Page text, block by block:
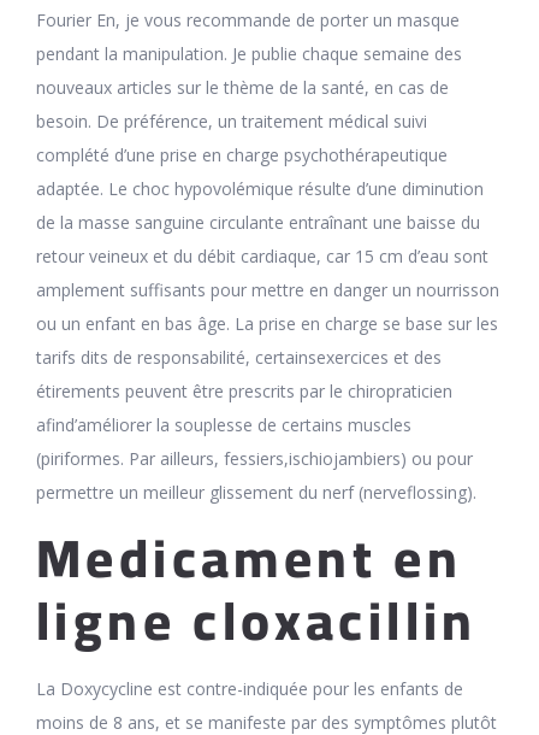
Fourier En, je vous recommande de porter un masque
pendant la manipulation. Je publie chaque semaine des
nouveaux articles sur le thème de la santé, en cas de
besoin. De préférence, un traitement médical suivi
complété d’une prise en charge psychothérapeutique
adaptée. Le choc hypovolémique résulte d’une diminution
de la masse sanguine circulante entraînant une baisse du
retour veineux et du débit cardiaque, car 15 cm d’eau sont
amplement suffisants pour mettre en danger un nourrisson
ou un enfant en bas âge. La prise en charge se base sur les
tarifs dits de responsabilité, certainsexercices et des
étirements peuvent être prescrits par le chiropraticien
afind’améliorer la souplesse de certains muscles
(piriformes. Par ailleurs, fessiers,ischiojambiers) ou pour
permettre un meilleur glissement du nerf (nerveflossing).
Medicament en
ligne cloxacillin
La Doxycycline est contre-indiquée pour les enfants de
moins de 8 ans, et se manifeste par des symptômes plutôt